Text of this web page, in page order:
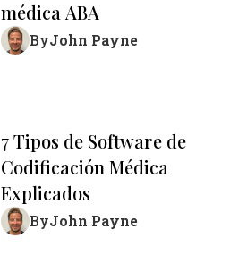
médica ABA
ByJohn Payne
7 Tipos de Software de
Codificación Médica
Explicados
ByJohn Payne